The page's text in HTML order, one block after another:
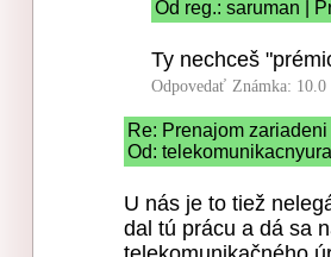
Od reg.: saruman |
Ty nechceš
Odpovedať Známka: 10.0
Re: Prenajom zariadeni
Od:
U nás je to tiež
dal tú prácu a dá sa